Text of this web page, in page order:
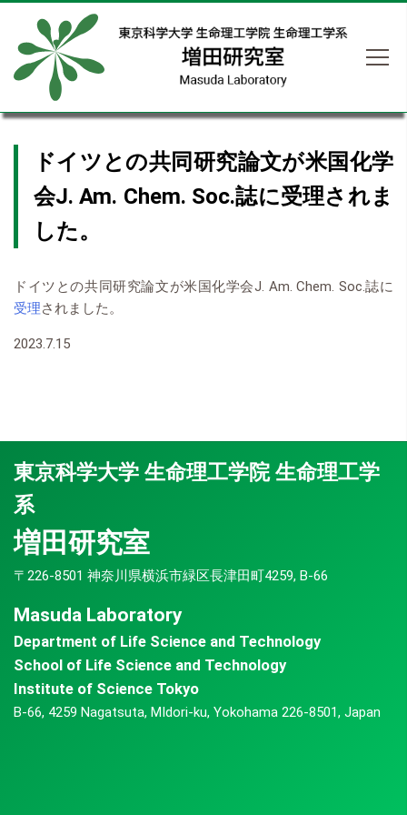
ドイツとの共同研究論文が米国化学
会J. Am. Chem. Soc.誌に受理されま
した。
ドイツとの共同研究論文が米国化学会J. Am. Chem. Soc.誌に
受理されました。
2023.7.15
東京科学大学 生命理工学院 生命理工学
系
増田研究室
〒226-8501 神奈川県横浜市緑区長津田町4259, B-66
Masuda Laboratory
Department of Life Science and Technology
School of Life Science and Technology
Institute of Science Tokyo
B-66, 4259 Nagatsuta, MIdori-ku, Yokohama 226-8501, Japan